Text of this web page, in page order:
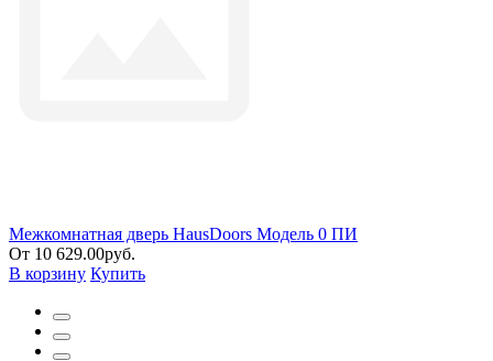
Межкомнатная дверь HausDoors Модель 0 ПИ
От 10 629.00руб.
В корзину Купить